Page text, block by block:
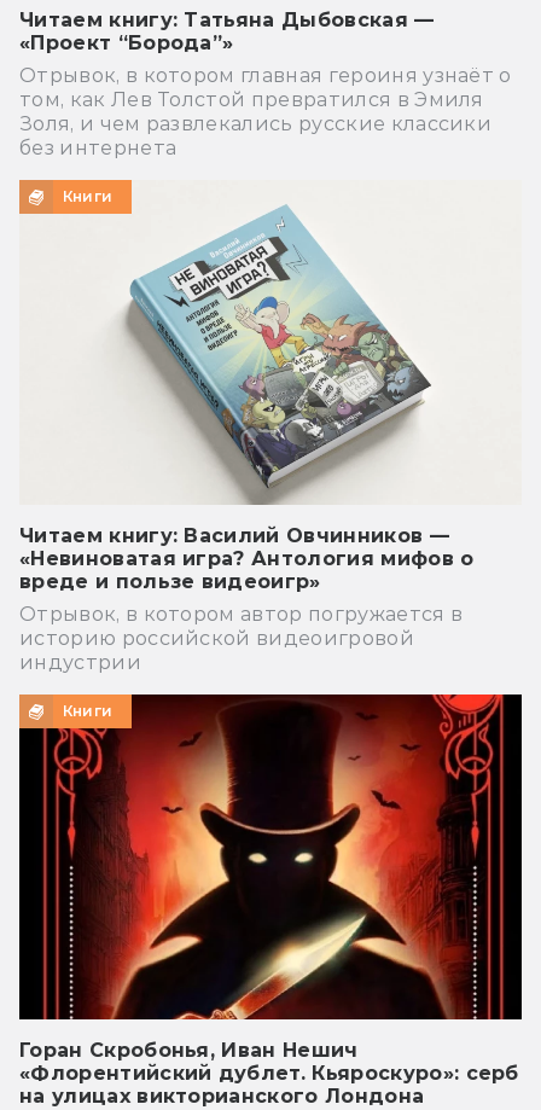
Читаем книгу: Татьяна Дыбовская —
«Проект “Борода”»
Отрывок, в котором главная героиня узнаёт о
том, как Лев Толстой превратился в Эмиля
Золя, и чем развлекались русские классики
без интернета
Книги
Читаем книгу: Василий Овчинников —
«Невиноватая игра? Антология мифов о
вреде и пользе видеоигр»
Отрывок, в котором автор погружается в
историю российской видеоигровой
индустрии
Книги
Горан Скробонья, Иван Нешич
«Флорентийский дублет. Кьяроскуро»: серб
на улицах викторианского Лондона